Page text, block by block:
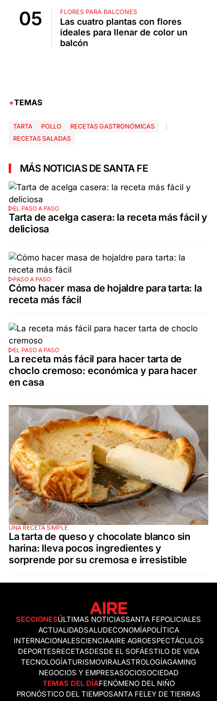
FLORES PARA BALCONES
Las cuatro plantas con flores
ideales para llenar de color un
balcón
TEMAS
TARTA POLLO
RECETAS GASTRONÓMICAS
RECETAS SALADAS
MÁS NOTICIAS DE SANTA FE
EL PASO A PASO
Tarta de acelga casera: la receta más fácil y
deliciosa
PASO A PASO
Cómo hacer masa de hojaldre para tarta: la
receta más fácil
EL PASO A PASO
La receta más fácil para hacer tarta de
choclo cremoso: económica y para hacer
en casa
UNA RECETA SIMPLE
La tarta de queso y chocolate blanco sin
harina: lleva pocos ingredientes y
sorprende por su cremosa e irresistible
SECCIONESÚLTIMAS NOTICIASSANTA FEPOLICIALES
ACTUALIDADSALUDECONOMÍAPOLÍTICA
INTERNACIONALESCIENCIAAIRE AGROESPECTÁCULOS
DEPORTESRECETASDESDE EL SOFÁESTILO DE VIDA
TECNOLOGÍATURISMOVIRALASTROLOGÍAGAMING
NEGOCIOS Y EMPRESASOCIOSOCIEDAD
TEMAS DEL DÍAFENÓMENO DEL NIÑO
PRONÓSTICO DEL TIEMPOSANTA FELEY DE TIERRAS